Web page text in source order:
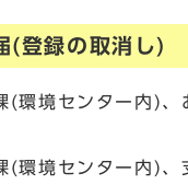
(登録の取消し)
(環境センター内)、
(環境センター内)、